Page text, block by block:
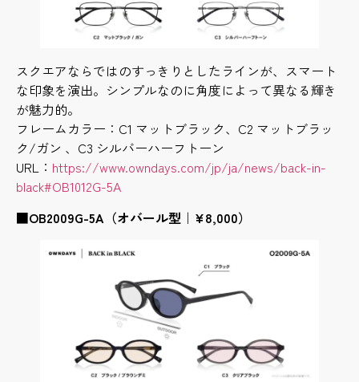
スクエアならではのすっきりとしたラインが、スマート
な印象を演出。シンプルなのに角度によって異なる輝き
が魅力的。
フレームカラー：C1 マットブラック、C2 マットブラッ
ク/ガン 、C3 シルバーハーフトーン
URL： https://www.owndays.com/jp/ja/news/back-in-
black#OB1012G-5A
■OB2009G-5A（オバール型｜¥8,000）